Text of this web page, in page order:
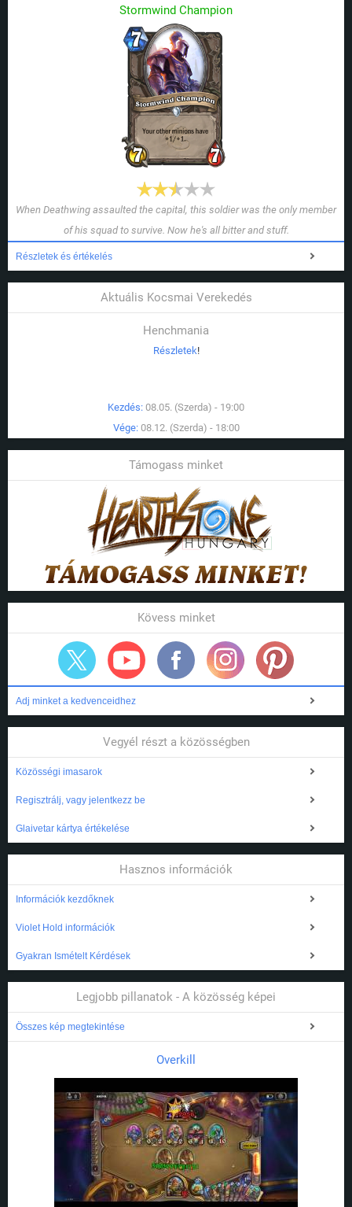
Stormwind Champion
When Deathwing assaulted the capital, this soldier was the only member
of his squad to survive. Now he's all bitter and stuff.
Részletek és értékelés
Aktuális Kocsmai Verekedés
Henchmania
Részletek!
Kezdés: 08.05. (Szerda) - 19:00
Vége: 08.12. (Szerda) - 18:00
Támogass minket
Kövess minket
Adj minket a kedvenceidhez
Vegyél részt a közösségben
Közösségi imasarok
Regisztrálj, vagy jelentkezz be
Glaivetar kártya értékelése
Hasznos információk
Információk kezdőknek
Violet Hold információk
Gyakran Ismételt Kérdések
Legjobb pillanatok - A közösség képei
Összes kép megtekintése
Overkill